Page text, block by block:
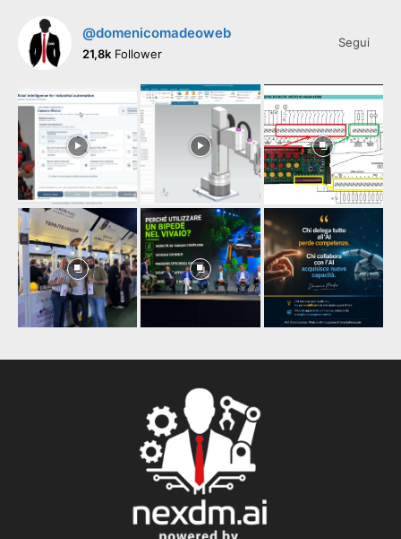
@domenicomadeoweb
21,8k Follower
Segui